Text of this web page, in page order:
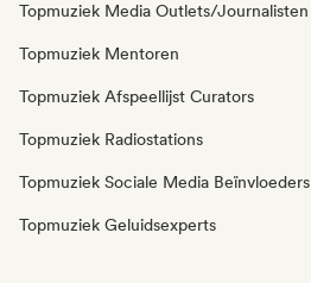
Topmuziek Media Outlets/Journalisten
Topmuziek Mentoren
Topmuziek Afspeellijst Curators
Topmuziek Radiostations
Topmuziek Sociale Media Beïnvloeders
Topmuziek Geluidsexperts